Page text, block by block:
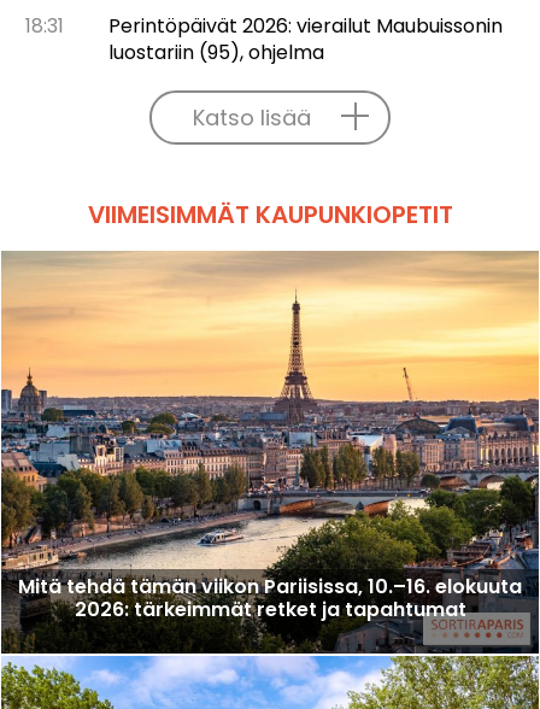
18:31
Perintöpäivät 2026: vierailut Maubuissonin
luostariin (95), ohjelma
Katso lisää
VIIMEISIMMÄT KAUPUNKIOPETIT
Mitä tehdä tämän viikon Pariisissa, 10.–16. elokuuta
2026: tärkeimmät retket ja tapahtumat